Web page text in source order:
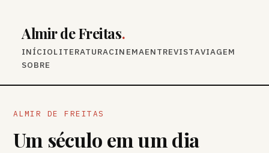
Almir de Freitas.
INÍCIOLITERATURACINEMAENTREVISTAVIAGEM
SOBRE
ALMIR DE FREITAS
Um século em um dia